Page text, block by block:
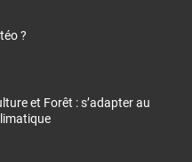
?
et Forêt : s’adapter au